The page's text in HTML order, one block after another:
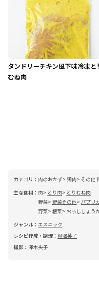
タンドリーチキン風下味冷凍と
むね肉
カテゴリ： 肉のおかず 鶏肉 その他
主な食材： 肉 とり肉
とりむね肉
野菜
野菜その他 パプリ
野菜 根菜
おろししょう
ジャンル： エスニック
レシピ作成・調理： 柳澤英子
撮影： 澤木央子